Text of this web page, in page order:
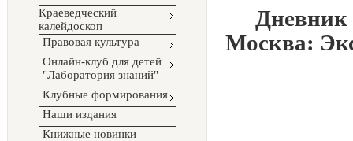
Краеведческий
калейдоскоп
Правовая культура
Онлайн-клуб для детей
"Лаборатория знаний"
Клубные формирования
Наши издания
Книжные новинки
Москва: